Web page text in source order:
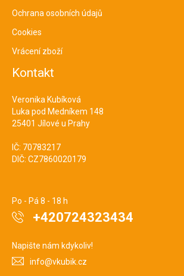
Ochrana osobních údajů
Cookies
Vrácení zboží
Kontakt
Veronika Kubíková
Luka pod Medníkem 148
25401 Jílové u Prahy
IČ: 70783217
DIČ: CZ7860020179
Po - Pá 8 - 18 h
+420724323434
Napište nám kdykoliv!
info@vkubik.cz